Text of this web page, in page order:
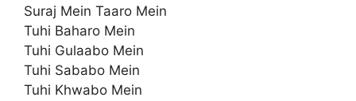
Suraj Mein Taaro Mein
Tuhi Baharo Mein
Tuhi Gulaabo Mein
Tuhi Sababo Mein
Tuhi Khwabo Mein